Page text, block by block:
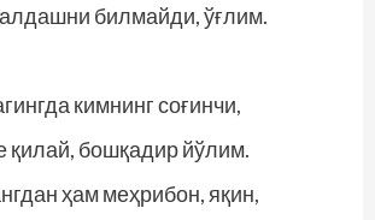
билмайди, ўғлим.
кимнинг соғинчи,
қилай, бошқадир йўлим.
ҳам меҳрибон, яқин,